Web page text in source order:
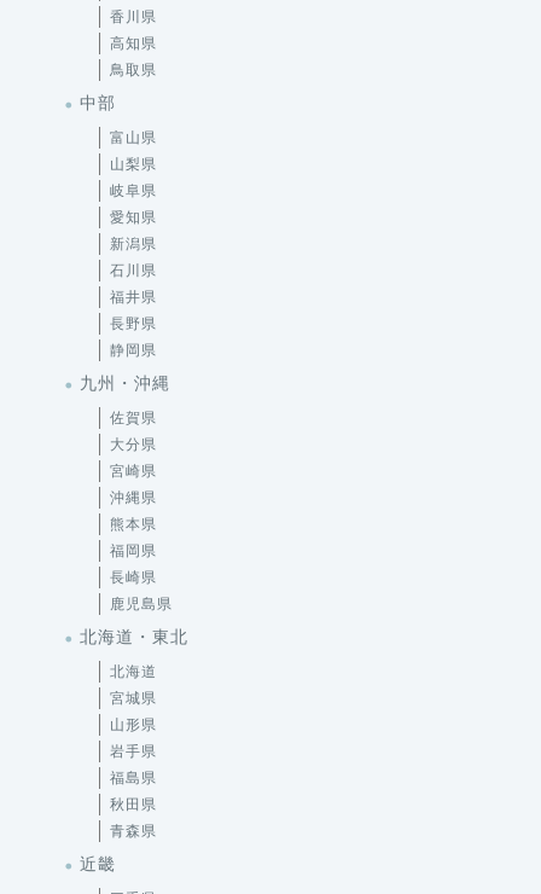
香川県
高知県
鳥取県
中部
富山県
山梨県
岐阜県
愛知県
新潟県
石川県
福井県
長野県
静岡県
九州・沖縄
佐賀県
大分県
宮崎県
沖縄県
熊本県
福岡県
長崎県
鹿児島県
北海道・東北
北海道
宮城県
山形県
岩手県
福島県
秋田県
青森県
近畿